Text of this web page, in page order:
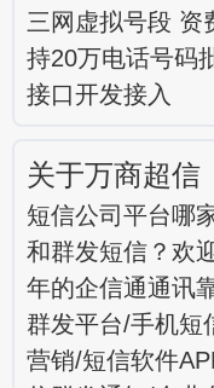
三网虚拟号段 资
持20万电话号码
接口开发接入
关于万商超信
短信公司平台哪
和群发短信？欢
年的企信通通讯
群发平台/手机短
营销/短信软件